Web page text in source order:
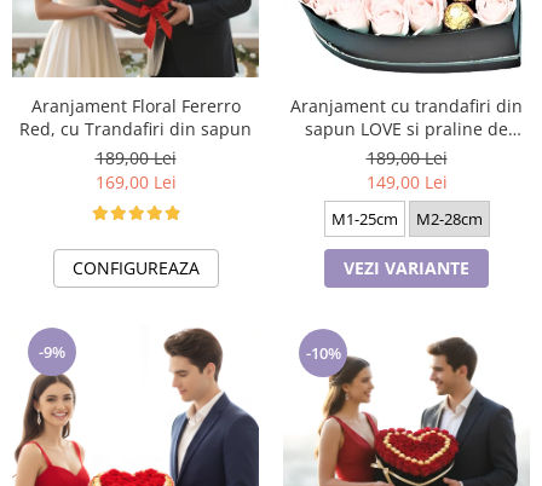
Cadouri pentru Doctori
Cadouri pentru Sfânta Maria
Martisoare
Aranjament Floral Fererro
Red, cu Trandafiri din sapun
189,00 Lei
169,00 Lei
CONFIGUREAZA
Aranjament cu trandafiri din
sapun LOVE si praline de
ciocolata Ferrero Rocher
SUM223
189,00 Lei
149,00 Lei
M1-25cm M2-28cm
VEZI VARIANTE
-9% -10%